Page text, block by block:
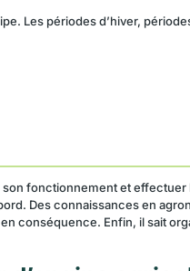
Les périodes d’hiver,
fonctionnement et effectuer
Des connaissances en
conséquence. Enfin, il sait